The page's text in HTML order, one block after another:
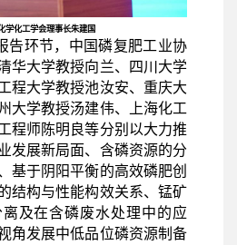
学化工学会理事长朱建国
告环节，中国磷复肥工业协
华大学教授向兰、四川大学
程大学教授池汝安、重庆大
大学教授汤建伟、上海化工
程师陈明良等分别以大力推
发展新局面、含磷资源的分
基于阴阳平衡的高效磷肥创
结构与性能构效关系、锰矿
及在含磷废水处理中的应
角发展中低品位磷资源制备